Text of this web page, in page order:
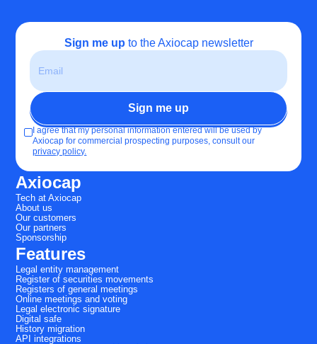
Sign me up to the Axiocap newsletter
I agree that my personal information entered will be used by
Axiocap for commercial prospecting purposes, consult our
privacy policy.
Axiocap
Tech at Axiocap
About us
Our customers
Our partners
Sponsorship
Features
Legal entity management
Register of securities movements
Registers of general meetings
Online meetings and voting
Legal electronic signature
Digital safe
History migration
API integrations